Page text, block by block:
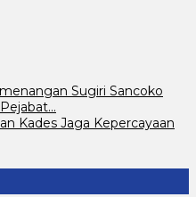
Sugiri Sancoko
Kades Jaga Kepercayaan